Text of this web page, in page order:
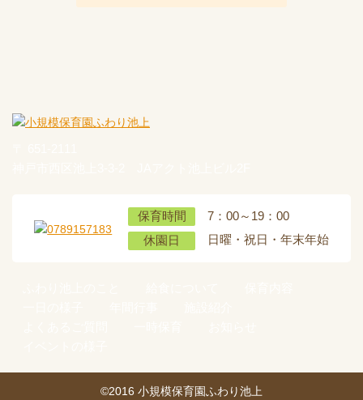
保育時間
7：00～19：00
休園日
日曜・祝日・年末年始
©2016 小規模保育園ふわり池上